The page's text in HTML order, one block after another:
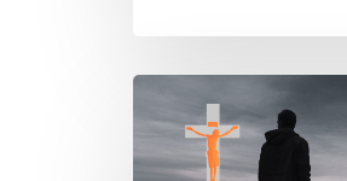
Amor
persistente
eterno